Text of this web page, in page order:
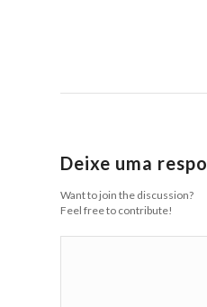
Deixe uma
Want to join the discussion?
Feel free to contribute!